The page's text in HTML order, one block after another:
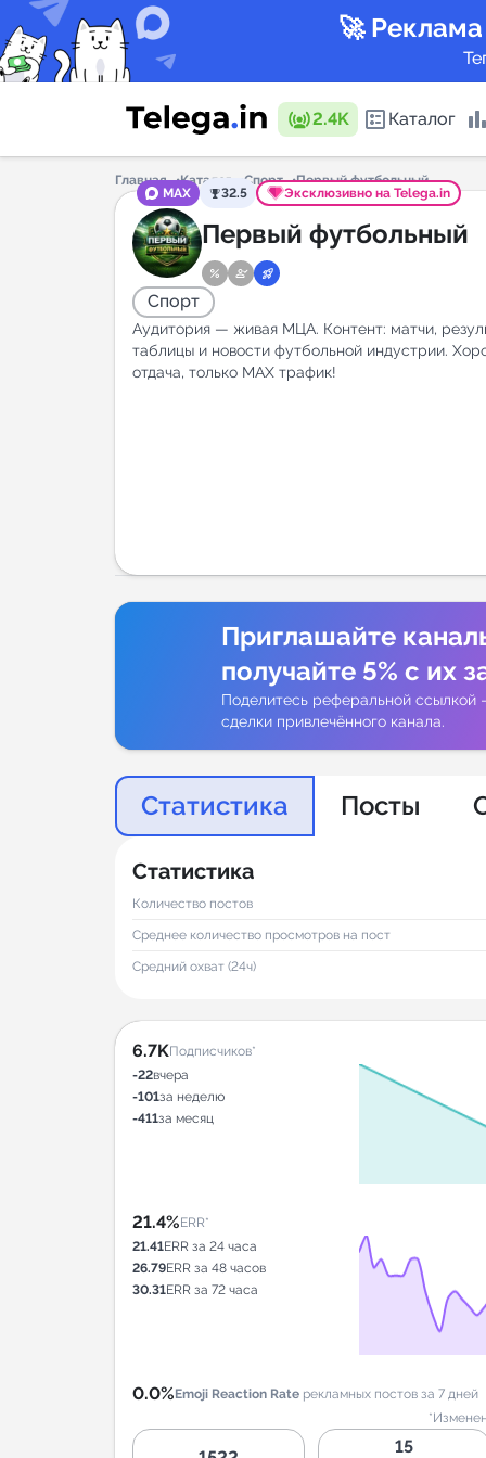
🚀
2.4K Каталог
Каталог
Главная Каталог Спорт
Первый футбольный
MAX
32.5 Эксклюзивно на Telega.in
Первый футбольный
Спорт
Аудитория — живая МЦА. Контент: матчи,
таблицы и новости футбольной индустрии.
отдача, только MAX трафик!
Приглашайте
получайте 5% с их
Поделитесь реферальной ссылкой
сделки привлечённого канала.
Статистика Посты
Статистика
Количество постов
Среднее количество просмотров на пост
Средний охват (24ч)
6.7KПодписчиков*
-22вчера
-101за неделю
-411за месяц
21.4%ERR*
21.41ERR за 24 часа
26.79ERR за 48 часов
30.31ERR за 72 часа
0.0%Emoji Reaction Rate рекламных постов за 7 дней
15